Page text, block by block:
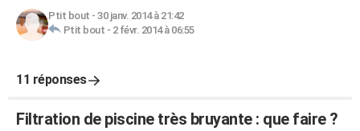
Ptit bout - 30 janv. 2014 à 21:42
Ptit bout - 2 févr. 2014 à 06:55
11 réponses
Filtration de piscine très bruyante : que faire ?